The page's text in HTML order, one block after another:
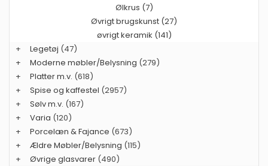
Ølkrus (7)
Øvrigt brugskunst (27)
øvrigt keramik (141)
+
Legetøj (47)
+
Moderne møbler/Belysning (279)
+
Platter m.v. (618)
+
Spise og kaffestel (2957)
+
Sølv m.v. (167)
+
Varia (120)
+
Porcelæn & Fajance (673)
+
Ældre Møbler/Belysning (115)
+
Øvrige glasvarer (490)